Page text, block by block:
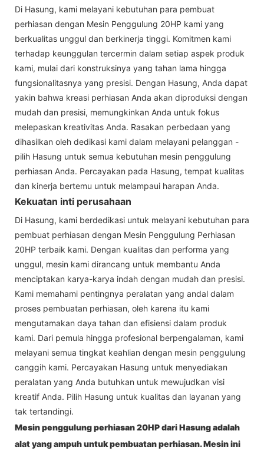
Di Hasung, kami melayani kebutuhan para pembuat
perhiasan dengan Mesin Penggulung 20HP kami yang
berkualitas unggul dan berkinerja tinggi. Komitmen kami
terhadap keunggulan tercermin dalam setiap aspek produk
kami, mulai dari konstruksinya yang tahan lama hingga
fungsionalitasnya yang presisi. Dengan Hasung, Anda dapat
yakin bahwa kreasi perhiasan Anda akan diproduksi dengan
mudah dan presisi, memungkinkan Anda untuk fokus
melepaskan kreativitas Anda. Rasakan perbedaan yang
dihasilkan oleh dedikasi kami dalam melayani pelanggan -
pilih Hasung untuk semua kebutuhan mesin penggulung
perhiasan Anda. Percayakan pada Hasung, tempat kualitas
dan kinerja bertemu untuk melampaui harapan Anda.
Kekuatan inti perusahaan
Di Hasung, kami berdedikasi untuk melayani kebutuhan para
pembuat perhiasan dengan Mesin Penggulung Perhiasan
20HP terbaik kami. Dengan kualitas dan performa yang
unggul, mesin kami dirancang untuk membantu Anda
menciptakan karya-karya indah dengan mudah dan presisi.
Kami memahami pentingnya peralatan yang andal dalam
proses pembuatan perhiasan, oleh karena itu kami
mengutamakan daya tahan dan efisiensi dalam produk
kami. Dari pemula hingga profesional berpengalaman, kami
melayani semua tingkat keahlian dengan mesin penggulung
canggih kami. Percayakan Hasung untuk menyediakan
peralatan yang Anda butuhkan untuk mewujudkan visi
kreatif Anda. Pilih Hasung untuk kualitas dan layanan yang
tak tertandingi.
Mesin penggulung perhiasan 20HP dari Hasung adalah
alat yang ampuh untuk pembuatan perhiasan. Mesin ini